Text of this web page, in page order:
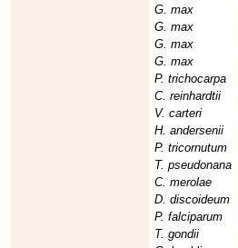
G. max
G. max
G. max
G. max
P. trichocarpa
C. reinhardtii
V. carteri
H. andersenii
P. tricornutum
T. pseudonana
C. merolae
D. discoideum
P. falciparum
T. gondii